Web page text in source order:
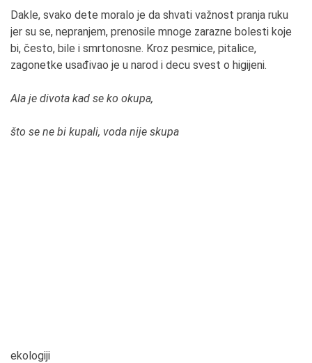
Dakle, svako dete moralo je da shvati važnost pranja ruku
jer su se, nepranjem, prenosile mnoge zarazne bolesti koje
bi, često, bile i smrtonosne. Kroz pesmice, pitalice,
zagonetke usađivao je u narod i decu svest o higijeni.
Ala je divota kad se ko okupa,
što se ne bi kupali, voda nije skupa
ekologiji